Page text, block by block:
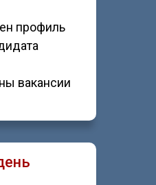
профиль
вакансии